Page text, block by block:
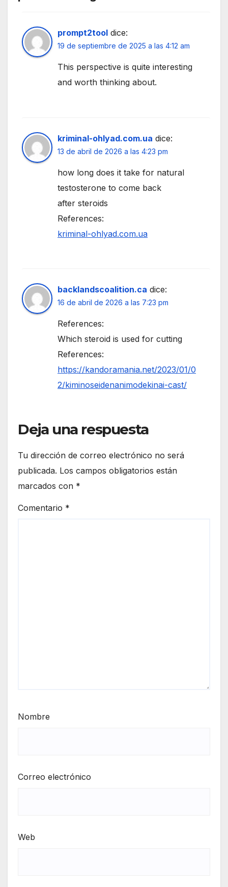
prompt2tool dice:
19 de septiembre de 2025 a las 4:12 am
This perspective is quite interesting
and worth thinking about.
kriminal-ohlyad.com.ua dice:
13 de abril de 2026 a las 4:23 pm
how long does it take for natural
testosterone to come back
after steroids
References:
kriminal-ohlyad.com.ua
backlandscoalition.ca dice:
16 de abril de 2026 a las 7:23 pm
References:
Which steroid is used for cutting
References:
https://kandoramania.net/2023/01/0
2/kiminoseidenanimodekinai-cast/
Deja una respuesta
Tu dirección de correo electrónico no será
publicada. Los campos obligatorios están
marcados con *
Comentario *
Nombre
Correo electrónico
Web